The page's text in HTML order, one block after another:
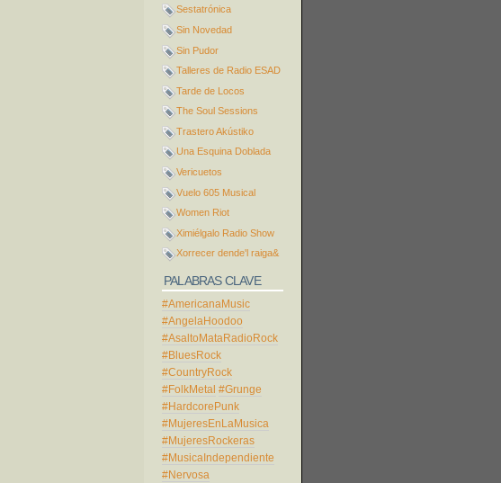
Sestatrónica
Sin Novedad
Sin Pudor
Talleres de Radio ESAD
Tarde de Locos
The Soul Sessions
Trastero Akústiko
Una Esquina Doblada
Vericuetos
Vuelo 605 Musical
Women Riot
Ximiélgalo Radio Show
Xorrecer dende'l raiga&
PALABRAS CLAVE
#AmericanaMusic
#AngelaHoodoo
#AsaltoMataRadioRock
#BluesRock
#CountryRock
#FolkMetal #Grunge
#HardcorePunk
#MujeresEnLaMusica
#MujeresRockeras
#MusicaIndependiente
#Nervosa